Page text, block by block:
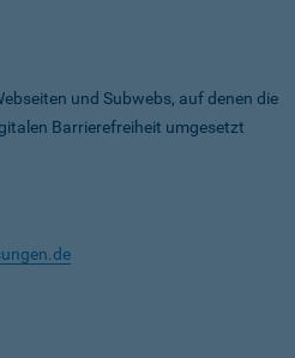
und Subwebs, auf denen die
Barrierefreiheit umgesetzt